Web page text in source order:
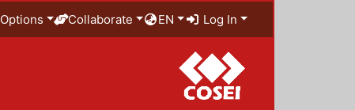
Options Collaborate EN Log In